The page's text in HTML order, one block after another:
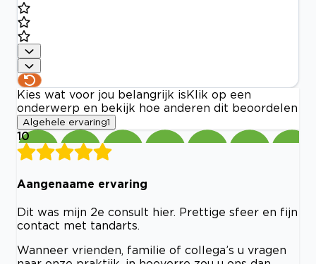
Kies wat voor jou belangrijk is Klik op een
onderwerp en bekijk hoe anderen dit beoordelen
Algehele ervaring1
10
Aangenaame ervaring
Dit was mijn 2e consult hier. Prettige sfeer en fijn
contact met tandarts.
Wanneer vrienden, familie of collega’s u vragen